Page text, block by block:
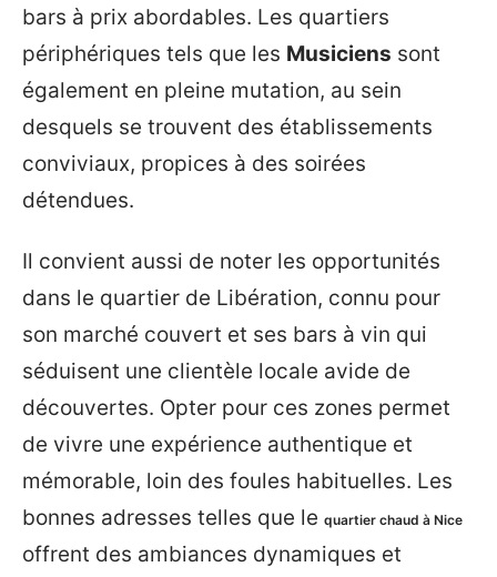
bars à prix abordables. Les quartiers
périphériques tels que les Musiciens sont
également en pleine mutation, au sein
desquels se trouvent des établissements
conviviaux, propices à des soirées
détendues.
Il convient aussi de noter les opportunités
dans le quartier de Libération, connu pour
son marché couvert et ses bars à vin qui
séduisent une clientèle locale avide de
découvertes. Opter pour ces zones permet
de vivre une expérience authentique et
mémorable, loin des foules habituelles. Les
bonnes adresses telles que le quartier chaud à Nice
offrent des ambiances dynamiques et